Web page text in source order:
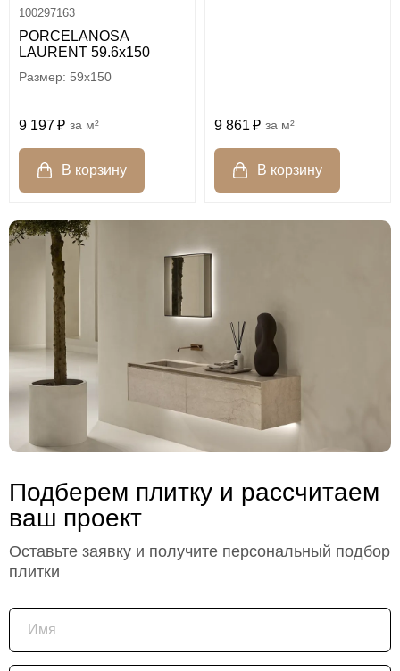
100297163
PORCELANOSA
LAURENT 59.6х150
59x150
9 197 м² 9 861 м²
Подберем плитку и рассчитаем
ваш проект
Оставьте заявку и получите персональный подбор
плитки
Имя